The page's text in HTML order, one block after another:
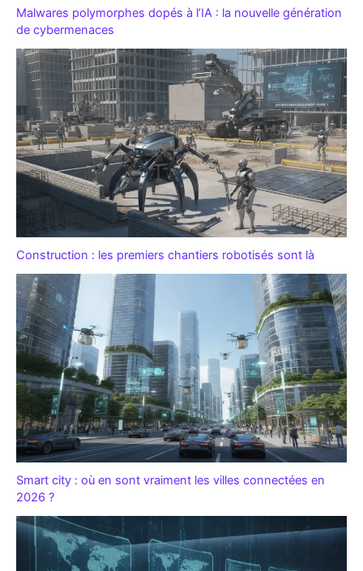
Malwares polymorphes dopés à l’IA : la nouvelle génération
de cybermenaces
Construction : les premiers chantiers robotisés sont là
Smart city : où en sont vraiment les villes connectées en
2026 ?